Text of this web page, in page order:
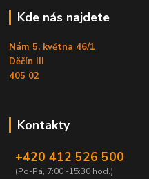
Kde nás najdete
Nám 5. května 46/1
Děčín III
405 02
Kontakty
+420 412 526 500
(Po-Pá, 7:00 -15:30 hod.)